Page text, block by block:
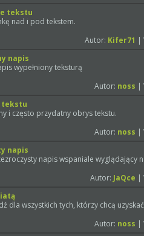
tekstu
nad i pod tekstem.
Autor: Kifer71 |
napis
wypełniony teksturą
Autor: noss |
tekstu
i często przydatny obrys tekstu.
Autor: noss |
napis
napis wspaniale wyglądający
Autor: JaQce |
dla wszystkich tych, którzy chcą
Autor: noss |